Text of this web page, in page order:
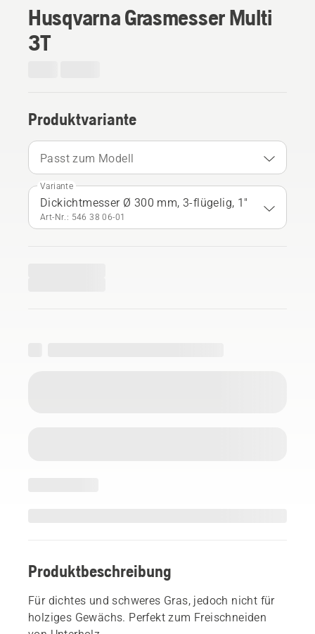
Husqvarna Grasmesser Multi
3T
Produktvariante
Passt zum Modell
Variante
Dickichtmesser Ø 300 mm, 3-flügelig, 1"
Art-Nr.: 546 38 06‑01
Produktbeschreibung
Für dichtes und schweres Gras, jedoch nicht für
holziges Gewächs. Perfekt zum Freischneiden